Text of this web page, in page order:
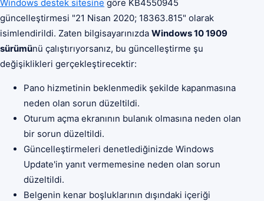
Windows destek sitesine göre KB4550945
güncelleştirmesi "21 Nisan 2020; 18363.815" olarak
isimlendirildi. Zaten bilgisayarınızda Windows 10 1909
sürümünü çalıştırıyorsanız, bu güncelleştirme şu
değişiklikleri gerçekleştirecektir:
Pano hizmetinin beklenmedik şekilde kapanmasına
neden olan sorun düzeltildi.
Oturum açma ekranının bulanık olmasına neden olan
bir sorun düzeltildi.
Güncelleştirmeleri denetlediğinizde Windows
Update'in yanıt vermemesine neden olan sorun
düzeltildi.
Belgenin kenar boşluklarının dışındaki içeriği